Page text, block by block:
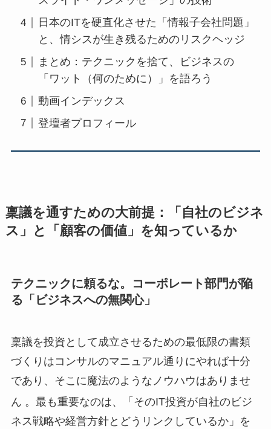
日本のITを硬直化させた「情報子会社問題」
と、情シスが生き残るためのリスクヘッジ
まとめ：テクニックを捨て、ビジネスの
「ワット（何のために）」を語ろう
動画インデックス
登壇者プロフィール
稟議を通すための大前提：「自社のビジネ
ス」と「顧客の価値」を知っているか
テクニックに頼るな。コーポレート部門が陥
る「ビジネスへの無関心」
稟議を投資として成立させるための最低限の書類
づくりはコンサルのマニュアル通りにやれば十分
であり、そこに魔法のようなノウハウはありませ
ん 。最も重要なのは、「そのIT投資が自社のビジ
ネス戦略や経営方針とどうリンクしているか」を